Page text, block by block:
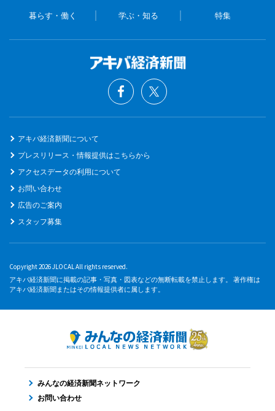
暮らす・働く 学ぶ・知る 特集
アキバ経済新聞について
プレスリリース・情報提供はこちらから
アクセスデータの利用について
お問い合わせ
広告のご案内
スタッフ募集
Copyright 2026 JLOCAL All rights reserved.
アキバ経済新聞に掲載の記事・写真・図表などの無断転載を禁止します。 著作権は
アキバ経済新聞またはその情報提供者に属します。
みんなの経済新聞ネットワーク
お問い合わせ